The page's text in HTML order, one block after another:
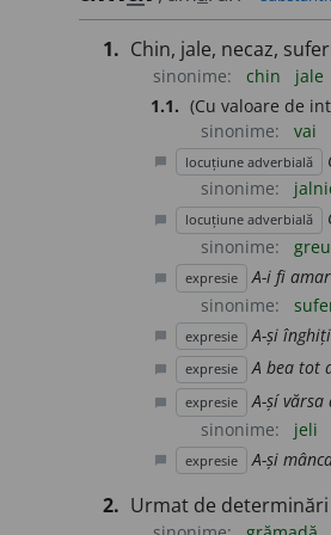
1. Chin, jale, necaz,
sinonime: chin jale
1.1. (Cu valoare de
sinonime:
vai
chat_bubble locuțiune adverbială
sinonime:
locuțiune adverbială
sinonime:
greu
expresie A-i fi amar
sinonime:
chat_bubble expresie A-și
expresie A bea tot
expresie A-șí
sinonime:
jeli
chat_bubble expresie A-și
2. Urmat de